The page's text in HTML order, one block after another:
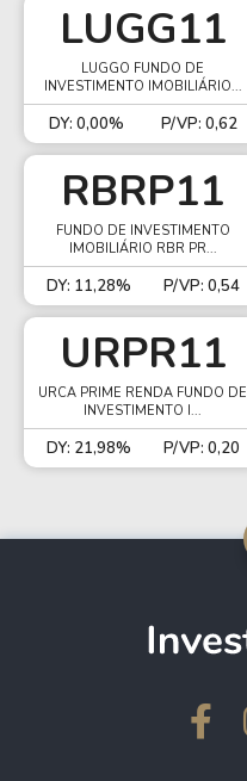
LUGG11
LUGGO FUNDO DE
INVESTIMENTO IMOBILIÁRIO...
DY: 0,00% P/VP: 0,62
RBRP11
FUNDO DE INVESTIMENTO
IMOBILIÁRIO RBR PR...
DY: 11,28% P/VP: 0,54
URPR11
URCA PRIME RENDA FUNDO DE
INVESTIMENTO I...
DY: 21,98% P/VP: 0,20